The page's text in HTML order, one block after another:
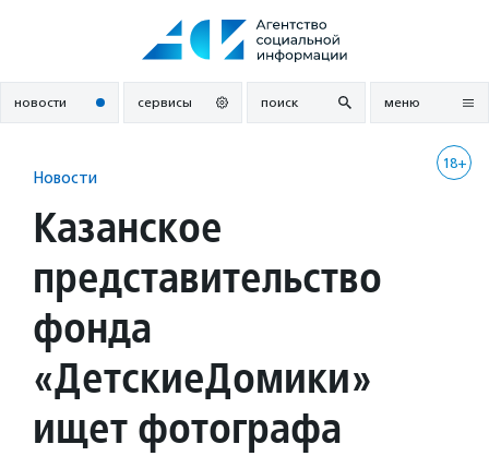
новости сервисы поиск меню
18+
Новости
Казанское
представительство
фонда
«ДетскиеДомики»
ищет фотографа